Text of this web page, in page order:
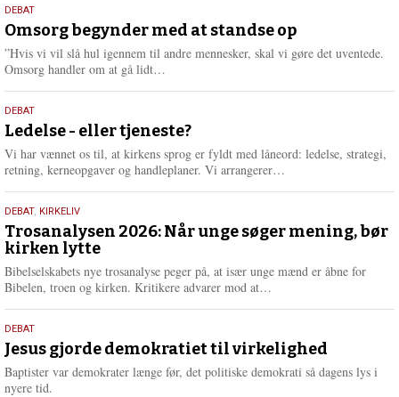
e
e
9.
juli
2026
DEBAT
Omsorg begynder med at standse op
”Hvis vi vil slå hul igennem til andre mennesker, skal vi gøre det uventede.
Omsorg handler om at gå lidt…
e
e
10.
juni
2026
DEBAT
Ledelse - eller tjeneste?
Vi har vænnet os til, at kirkens sprog er fyldt med låneord: ledelse, strategi,
retning, kerneopgaver og handleplaner. Vi arrangerer…
e
2.
juni
2026
DEBAT, KIRKELIV
Trosanalysen 2026: Når unge søger mening, bør
kirken lytte
Bibelselskabets nye trosanalyse peger på, at især unge mænd er åbne for
Bibelen, troen og kirken. Kritikere advarer mod at…
e
e
18.
maj
2026
DEBAT
Jesus gjorde demokratiet til virkelighed
Baptister var demokrater længe før, det politiske demokrati så dagens lys i
nyere tid.